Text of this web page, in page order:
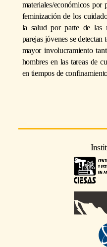
materiales/económicos
feminización de los
la salud por parte de las
parejas jóvenes se detectan
mayor involucramiento
hombres en las tareas de
en tiempos de